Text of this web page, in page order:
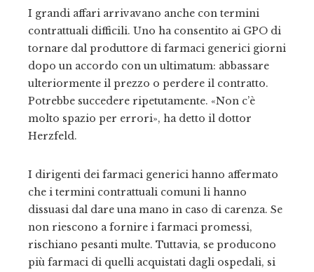
I grandi affari arrivavano anche con termini
contrattuali difficili. Uno ha consentito ai GPO di
tornare dal produttore di farmaci generici giorni
dopo un accordo con un ultimatum: abbassare
ulteriormente il prezzo o perdere il contratto.
Potrebbe succedere ripetutamente. «Non c’è
molto spazio per errori», ha detto il dottor
Herzfeld.
I dirigenti dei farmaci generici hanno affermato
che i termini contrattuali comuni li hanno
dissuasi dal dare una mano in caso di carenza. Se
non riescono a fornire i farmaci promessi,
rischiano pesanti multe. Tuttavia, se producono
più farmaci di quelli acquistati dagli ospedali, si